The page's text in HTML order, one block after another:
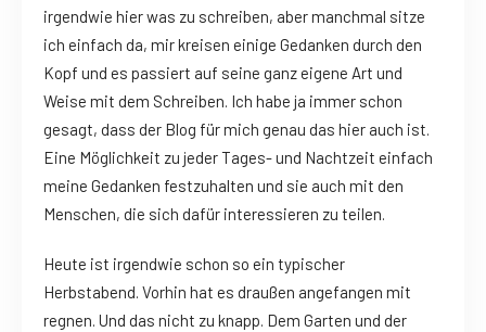
irgendwie hier was zu schreiben, aber manchmal sitze
ich einfach da, mir kreisen einige Gedanken durch den
Kopf und es passiert auf seine ganz eigene Art und
Weise mit dem Schreiben. Ich habe ja immer schon
gesagt, dass der Blog für mich genau das hier auch ist.
Eine Möglichkeit zu jeder Tages- und Nachtzeit einfach
meine Gedanken festzuhalten und sie auch mit den
Menschen, die sich dafür interessieren zu teilen.
Heute ist irgendwie schon so ein typischer
Herbstabend. Vorhin hat es draußen angefangen mit
regnen. Und das nicht zu knapp. Dem Garten und der